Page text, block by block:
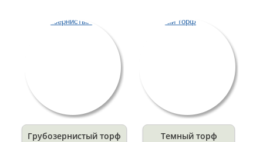
Грубозернистый торф Темный торф